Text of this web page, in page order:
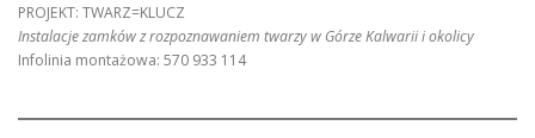
PROJEKT: TWARZ=KLUCZ
Instalacje zamków z rozpoznawaniem twarzy w Górze Kalwarii i okolicy
Infolinia montażowa: 570 933 114